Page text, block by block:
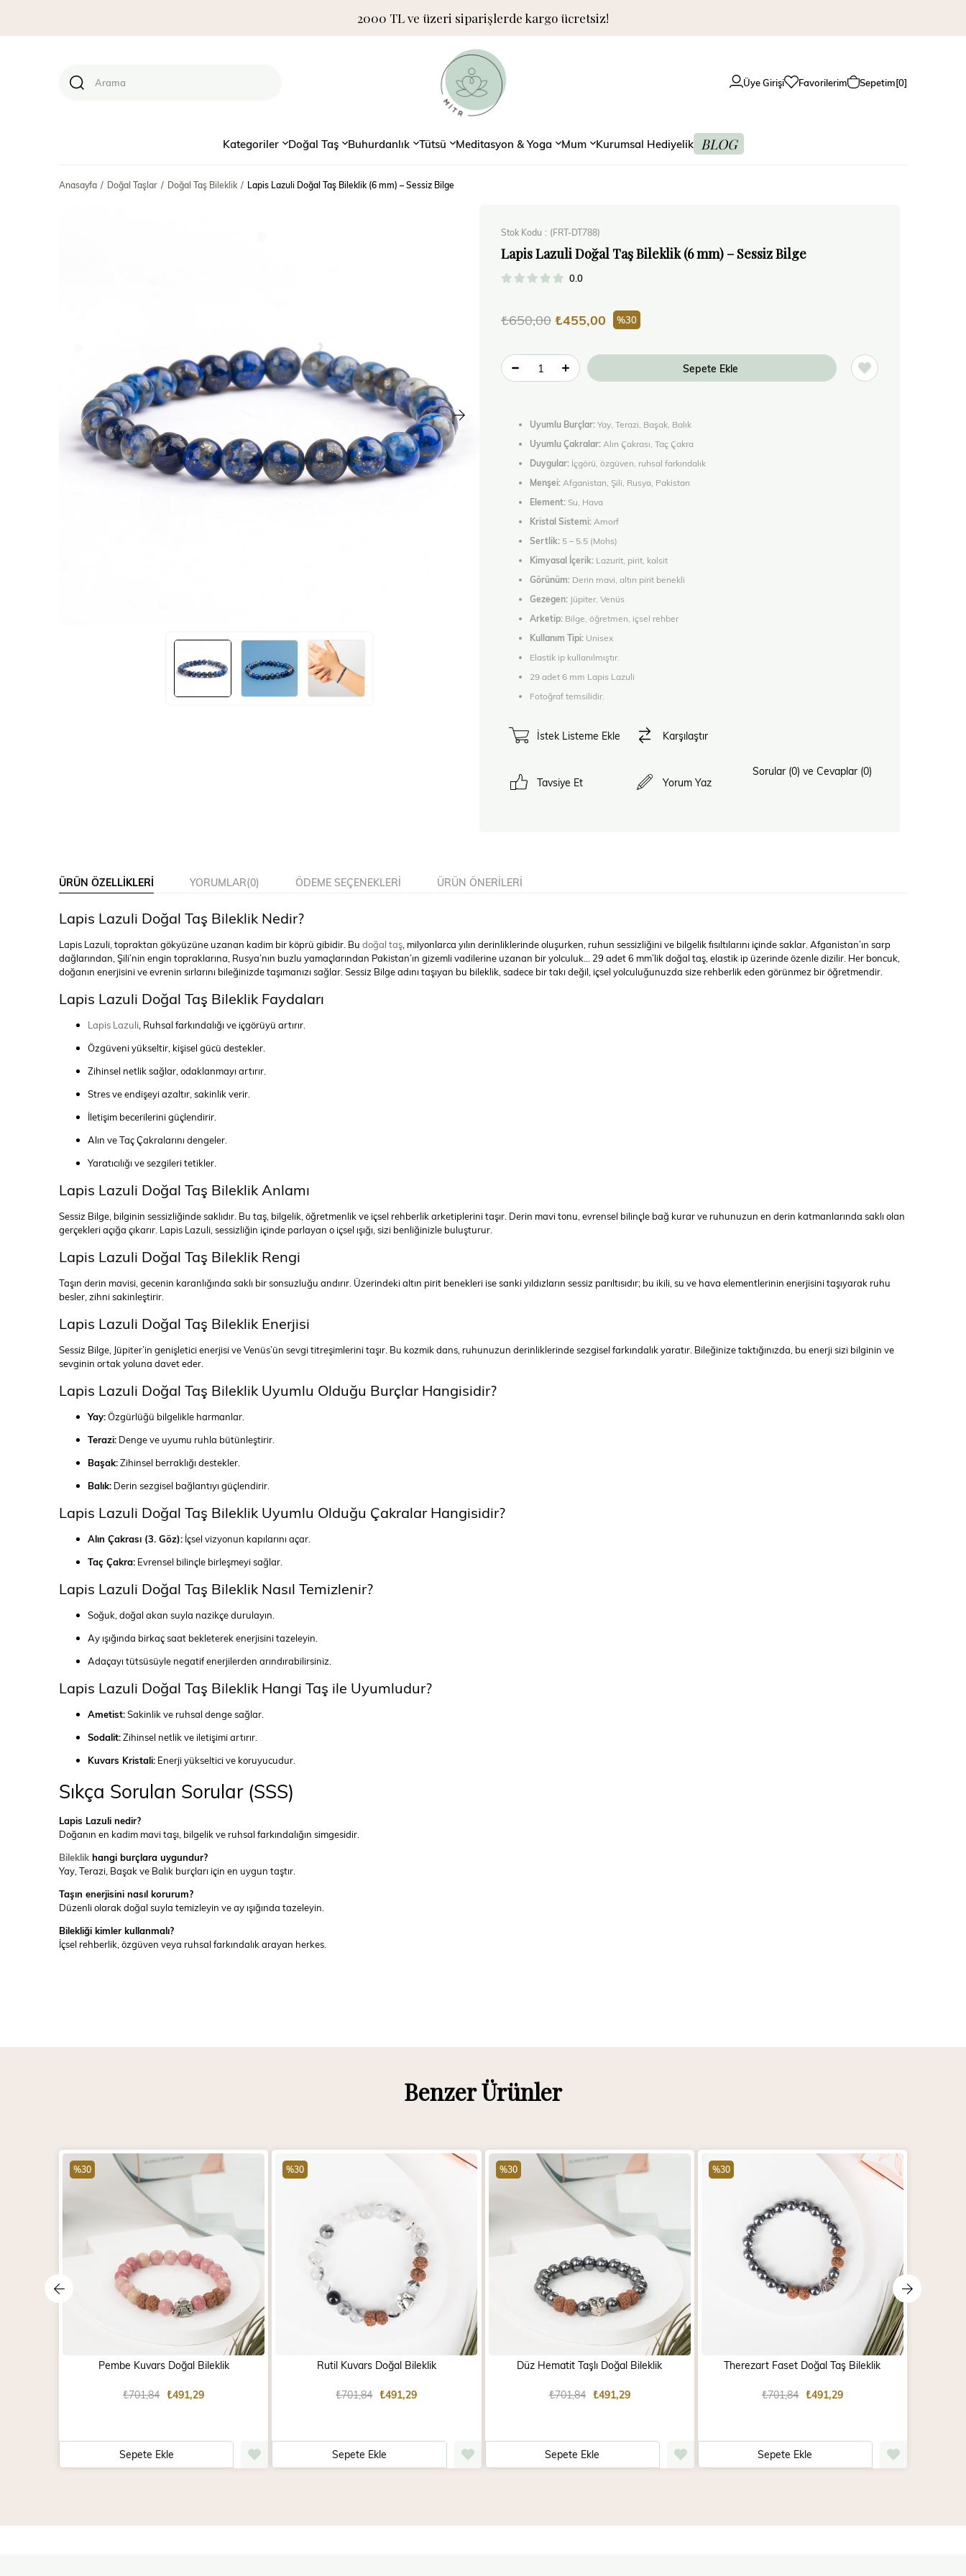
2000 TL ve üzeri siparişlerde kargo ücretsiz!
Üye Girişi Favorilerim Sepetim 0
Kategoriler Doğal Taş Buhurdanlık Tütsü Meditasyon & Yoga Mum Kurumsal Hediyelik BLOG
Anasayfa Doğal Taşlar Doğal Taş Bileklik Lapis Lazuli Doğal Taş Bileklik (6 mm) – Sessiz Bilge
Stok Kodu (FRT-DT788)
Lapis Lazuli Doğal Taş Bileklik (6 mm) – Sessiz Bilge
0.0
₺650,00 ₺455,00 30
Uyumlu Burçlar:Yay, Terazi, Başak, Balık
Uyumlu Çakralar: Alın Çakrası, Taç Çakra
Duygular: İçgörü, özgüven, ruhsal farkındalık
Menşei: Afganistan, Şili, Rusya, Pakistan
Element: Su, Hava
Kristal Sistemi: Amorf
Sertlik: 5 – 5.5 (Mohs)
Kimyasal İçerik: Lazurit, pirit, kalsit
Görünüm: Derin mavi, altın pirit benekli
Gezegen: Jüpiter, Venüs
Arketip: Bilge, öğretmen, içsel rehber
Kullanım Tipi: Unisex
Elastik ip kullanılmıştır.
29 adet 6 mm Lapis Lazuli
Fotoğraf temsilidir.
İstek Listeme Ekle Karşılaştır
Tavsiye Et Yorum Yaz
Sorular (0) ve Cevaplar (0)
ÜRÜN ÖZELLIKLERI YORUMLAR(0) ÖDEME SEÇENEKLERI ÜRÜN ÖNERILERI
Lapis Lazuli Doğal Taş Bileklik Nedir?
Lapis Lazuli, topraktan gökyüzüne uzanan kadim bir köprü gibidir. Bu doğal taş, milyonlarca yılın derinliklerinde oluşurken, ruhun sessizliğini ve bilgelik fısıltılarını içinde saklar. Afganistan’ın sarp
dağlarından, Şili’nin engin topraklarına, Rusya’nın buzlu yamaçlarından Pakistan’ın gizemli vadilerine uzanan bir yolculuk... 29 adet 6 mm’lik doğal taş, elastik ip üzerinde özenle dizilir. Her boncuk,
doğanın enerjisini ve evrenin sırlarını bileğinizde taşımanızı sağlar. Sessiz Bilge adını taşıyan bu bileklik, sadece bir takı değil, içsel yolculuğunuzda size rehberlik eden görünmez bir öğretmendir.
Lapis Lazuli Doğal Taş Bileklik Faydaları
Lapis Lazuli, Ruhsal farkındalığı ve içgörüyü artırır.
Özgüveni yükseltir, kişisel gücü destekler.
Zihinsel netlik sağlar, odaklanmayı artırır.
Stres ve endişeyi azaltır, sakinlik verir.
İletişim becerilerini güçlendirir.
Alın ve Taç Çakralarını dengeler.
Yaratıcılığı ve sezgileri tetikler.
Lapis Lazuli Doğal Taş Bileklik Anlamı
Sessiz Bilge, bilginin sessizliğinde saklıdır. Bu taş, bilgelik, öğretmenlik ve içsel rehberlik arketiplerini taşır. Derin mavi tonu, evrensel bilinçle bağ kurar ve ruhunuzun en derin katmanlarında saklı olan
gerçekleri açığa çıkarır. Lapis Lazuli, sessizliğin içinde parlayan o içsel ışığı, sizi benliğinizle buluşturur.
Lapis Lazuli Doğal Taş Bileklik Rengi
Taşın derin mavisi, gecenin karanlığında saklı bir sonsuzluğu andırır. Üzerindeki altın pirit benekleri ise sanki yıldızların sessiz parıltısıdır; bu ikili, su ve hava elementlerinin enerjisini taşıyarak ruhu
besler, zihni sakinleştirir.
Lapis Lazuli Doğal Taş Bileklik Enerjisi
Sessiz Bilge, Jüpiter’in genişletici enerjisi ve Venüs’ün sevgi titreşimlerini taşır. Bu kozmik dans, ruhunuzun derinliklerinde sezgisel farkındalık yaratır. Bileğinize taktığınızda, bu enerji sizi bilginin ve
sevginin ortak yoluna davet eder.
Lapis Lazuli Doğal Taş Bileklik Uyumlu Olduğu Burçlar Hangisidir?
Yay:Özgürlüğü bilgelikle harmanlar.
Terazi: Denge ve uyumu ruhla bütünleştirir.
Başak:Zihinsel berraklığı destekler.
Balık: Derin sezgisel bağlantıyı güçlendirir.
Lapis Lazuli Doğal Taş Bileklik Uyumlu Olduğu Çakralar Hangisidir?
Alın Çakrası (3. Göz): İçsel vizyonun kapılarını açar.
Taç Çakra: Evrensel bilinçle birleşmeyi sağlar.
Lapis Lazuli Doğal Taş Bileklik Nasıl Temizlenir?
Soğuk, doğal akan suyla nazikçe durulayın.
Ay ışığında birkaç saat bekleterek enerjisini tazeleyin.
Adaçayı tütsüsüyle negatif enerjilerden arındırabilirsiniz.
Lapis Lazuli Doğal Taş Bileklik Hangi Taş ile Uyumludur?
Ametist:Sakinlik ve ruhsal denge sağlar.
Sodalit:Zihinsel netlik ve iletişimi artırır.
Kuvars Kristali: Enerji yükseltici ve koruyucudur.
Sıkça Sorulan Sorular (SSS)
Lapis Lazuli nedir?
Doğanın en kadim mavi taşı, bilgelik ve ruhsal farkındalığın simgesidir.
Bileklik hangi burçlara uygundur?
Yay, Terazi, Başak ve Balık burçları için en uygun taştır.
Taşın enerjisini nasıl korurum?
Düzenli olarak doğal suyla temizleyin ve ay ışığında tazeleyin.
Bilekliği kimler kullanmalı?
İçsel rehberlik, özgüven veya ruhsal farkındalık arayan herkes.
Benzer Ürünler
Pembe Kuvars Doğal Bileklik
₺491,29
₺701,84
Sepete Ekle
%30
Rutil Kuvars Doğal Bileklik
₺491,29
₺701,84
Sepete Ekle
%30
Düz Hematit Taşlı Doğal Bileklik
₺491,29
₺701,84
Sepete Ekle
%30
Therezart Faset Doğal Taş Bileklik
₺491,29
₺701,84
Sepete Ekle
%30